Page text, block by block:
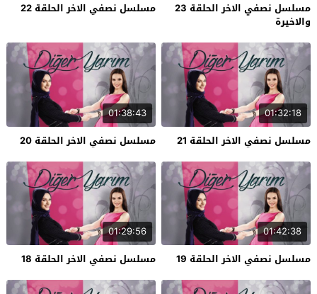
مسلسل نصفي الاخر الحلقة 23
والاخيرة
مسلسل نصفي الاخر الحلقة 22
01:32:18
مسلسل نصفي الاخر الحلقة 21
01:38:43
مسلسل نصفي الاخر الحلقة 20
01:42:38
مسلسل نصفي الاخر الحلقة 19
01:29:56
مسلسل نصفي الاخر الحلقة 18